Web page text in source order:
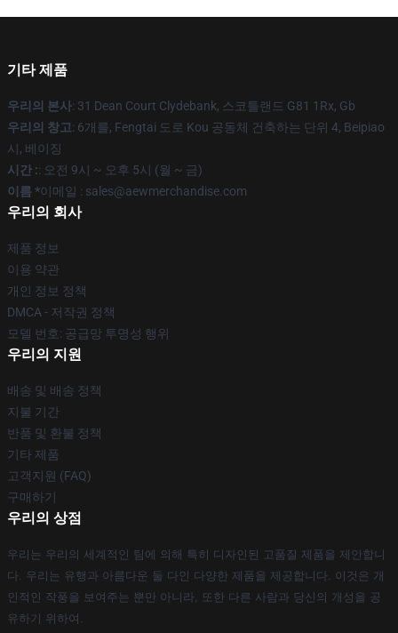
기타 제품
우리의 본사: 31 Dean Court Clydebank, 스코틀랜드 G81 1Rx, Gb
우리의 창고: 6개를, Fengtai 도로 Kou 공동체 건축하는 단위 4, Beipiao
시, 베이징
시간 :: 오전 9시 ~ 오후 5시 (월 ~ 금)
이름 *이메일 : sales@aewmerchandise.com
우리의 회사
제품 정보
이용 약관
개인 정보 정책
DMCA - 저작권 정책
모델 번호: 공급망 투명성 행위
우리의 지원
배송 및 배송 정책
지불 기간
반품 및 환불 정책
기타 제품
고객지원 (FAQ)
구매하기
우리의 상점
우리는 우리의 세계적인 팀에 의해 특히 디자인된 고품질 제품을 제안합니
다. 우리는 유행과 아름다운 둘 다인 다양한 제품을 제공합니다. 이것은 개
인적인 작풍을 보여주는 뿐만 아니라, 또한 다른 사람과 당신의 개성을 공
유하기 위하여.